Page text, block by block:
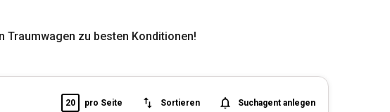
Traumwagen zu besten Konditionen!
20 pro Seite Sortieren Suchagent anlegen